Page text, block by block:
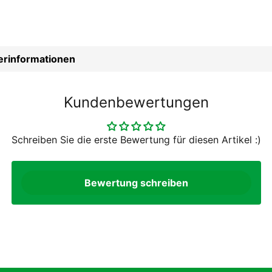
Kundenbewertungen
Schreiben Sie die erste Bewertung für diesen Artikel :)
Bewertung schreiben